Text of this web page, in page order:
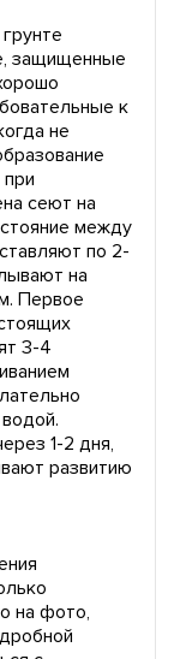
защищенные
к
не
сеют на
между
по 2-
на
Первое
3-4
1-2 дня,
развитию
на фото,